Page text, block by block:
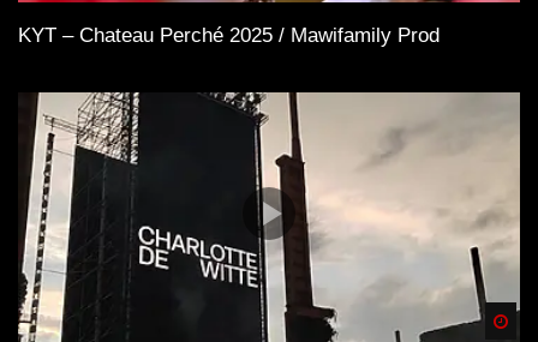
KYT – Chateau Perché 2025 / Mawifamily Prod